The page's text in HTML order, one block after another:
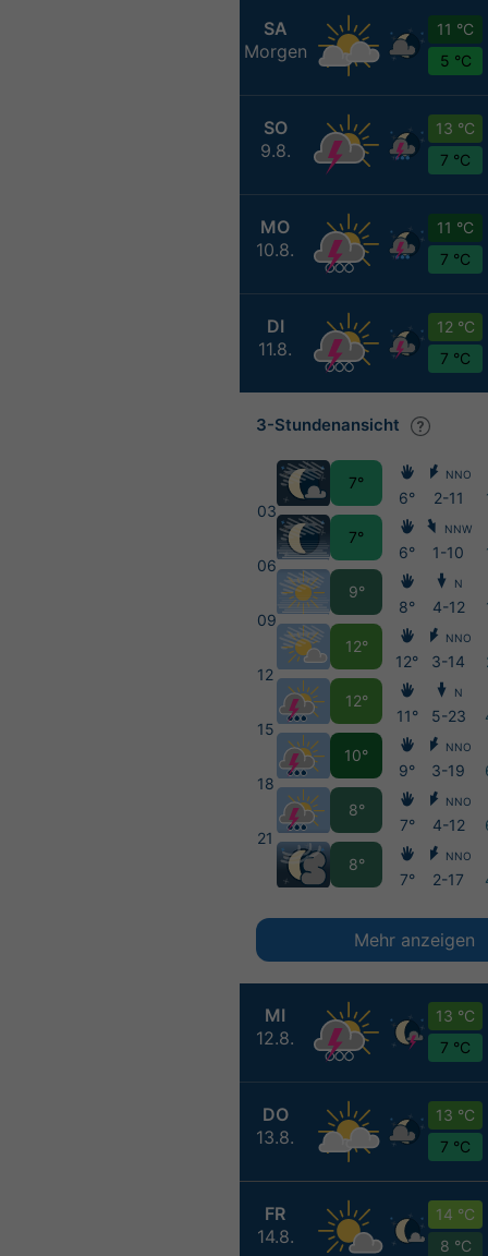
SA
Morgen
11 °C
5 °C
SO
9.8.
13 °C
7 °C
MO
10.8.
11 °C
7 °C
DI
11.8.
12 °C
7 °C
MI
12.8.
13 °C
7 °C
DO
13.8.
13 °C
7 °C
FR
14.8.
14 °C
8 °C
3-Stundenansicht
03
06
09
12
15
18
21
7°
7°
9°
12°
12°
10°
8°
8°
6°
6°
8°
12°
11°
9°
7°
7°
NNO
2-11
NNW
1-10
N
4-12
NNO
3-14
N
5-23
NNO
3-19
NNO
4-12
NNO
2-17
Mehr anzeigen